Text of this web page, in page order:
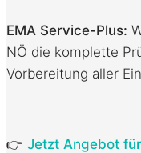
EMA Service-Plus:
NÖ die komplette
Vorbereitung aller
👉 Jetzt Angebot